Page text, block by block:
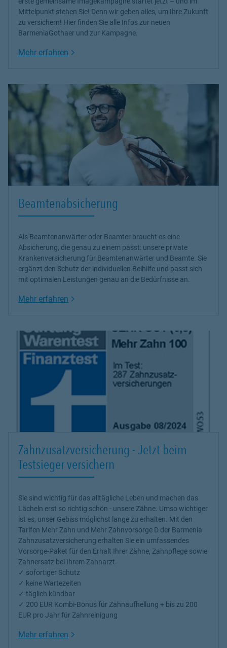
Mittelpunkt stehen Sie! Denn wir geben alles, um Ihre Zukunft
zu versichern! Hier finden Sie alle Infos zur neuen
BarmeniaGothaer und zur Kampagne.
Mehr erfahren Link Opens in New Tab
Beamtenabsicherung
Als Beamtenanwärter oder Beamter braucht es eine
Absicherung, die genau zu einem passt: unsere private
Krankenversicherung für Beamtenanwärter und Beamte. Sie
ergänzt den Schutz der individuellen Beihilfe und passt sich
mit optimalen Leistungen genau an die Bedürfnisse an.
Mehr erfahren Link Opens in New Tab
Zahnzusatzversicherung - Jetzt beim
Testsieger versichern
Sie sind wichtig für das alltägliche Leben und machen das
Lächeln erst so richtig schön - unsere Zähne. Umso wichtiger
ist es, unser Gebiss möglichst lange zu erhalten. Mit den
Tarifen Mehr Zahn und Mehr Zahnvorsorge D der Barmenia
Zahnzusatzversicherung erhalten Sie ein umfassendes
Vorsorge-Paket für den Erhalt Ihrer Zähne, Zahnpflege sowie
Zahnersatz bei Ihrem Zahnarzt.
✓ sofortiger Schutz
✓ keine Wartezeiten
✓ täglich kündbar
✓ 200 EUR Kombi-Bonus für Zahnaufhellung + bis zu 200
EUR pro Jahr für Zahnreinigung
Mehr erfahren Link Opens in New Tab